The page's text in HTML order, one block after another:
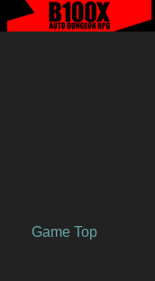
Game Top